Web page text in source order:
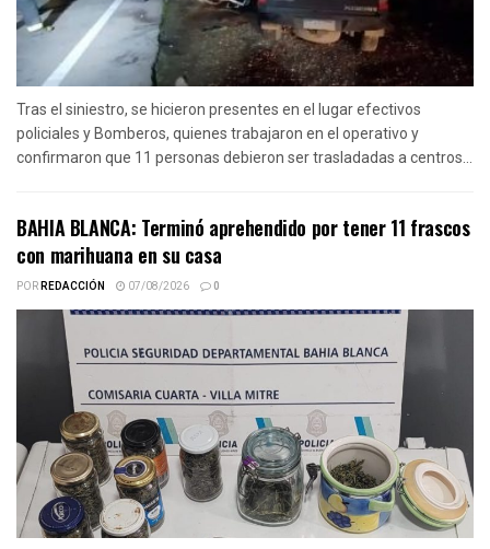
Tras el siniestro, se hicieron presentes en el lugar efectivos
policiales y Bomberos, quienes trabajaron en el operativo y
confirmaron que 11 personas debieron ser trasladadas a centros...
BAHIA BLANCA: Terminó aprehendido por tener 11 frascos
con marihuana en su casa
PORREDACCIÓN 07/08/2026 0